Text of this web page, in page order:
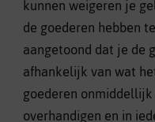
kunnen weigeren je
de goederen hebben
aangetoond dat je de
afhankelijk van wat
goederen
overhandigen en in